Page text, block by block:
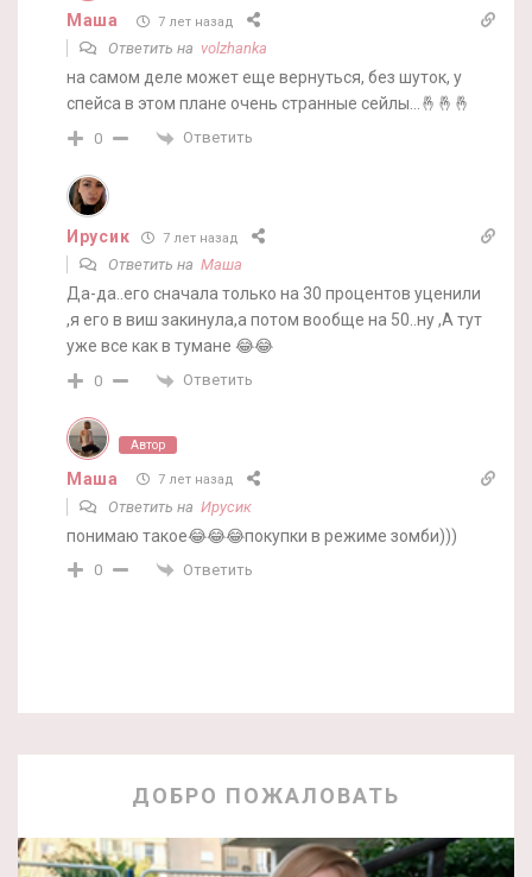
Маша 7 лет назад
Ответить на volzhanka
на самом деле может еще вернуться, без шуток, у
спейса в этом плане очень странные сейлы…🤞🤞🤞
0 Ответить
Ирусик 7 лет назад
Ответить на Маша
Да-да..его сначала только на 30 процентов уценили
,я его в виш закинула,а потом вообще на 50..ну ,А тут
уже все как в тумане 😂😂
0 Ответить
Автор
Маша 7 лет назад
Ответить на Ирусик
понимаю такое😂😂😂покупки в режиме зомби)))
0 Ответить
ДОБРО ПОЖАЛОВАТЬ